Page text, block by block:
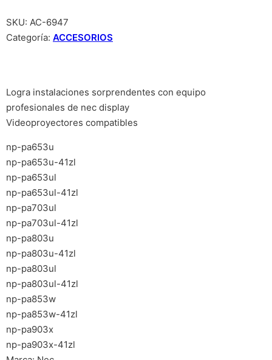
SKU: AC-6947
Categoría: ACCESORIOS
Logra instalaciones sorprendentes con equipo
profesionales de nec display
Videoproyectores compatibles
np-pa653u
np-pa653u-41zl
np-pa653ul
np-pa653ul-41zl
np-pa703ul
np-pa703ul-41zl
np-pa803u
np-pa803u-41zl
np-pa803ul
np-pa803ul-41zl
np-pa853w
np-pa853w-41zl
np-pa903x
np-pa903x-41zl